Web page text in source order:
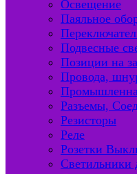
Освещение
Паяльное
Подвесные
Позиции на
Провода,
Разъемы,
Резисторы
Реле
Розетки
Светильники